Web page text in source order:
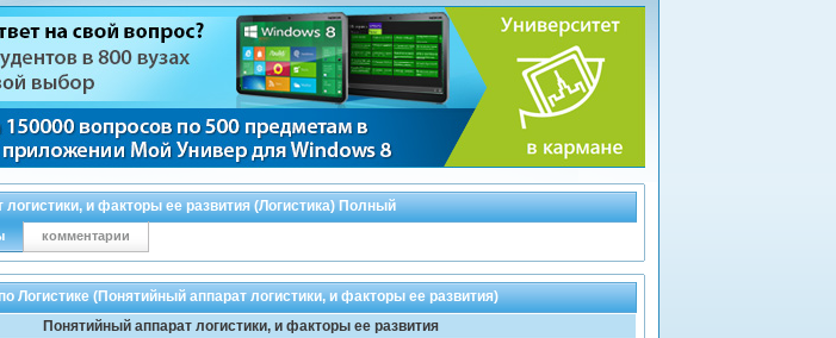
и факторы ее развития (Логистика) Полный
комментарии
Логистике (Понятийный аппарат логистики, и факторы ее развития)
Понятийный аппарат логистики, и факторы ее развития